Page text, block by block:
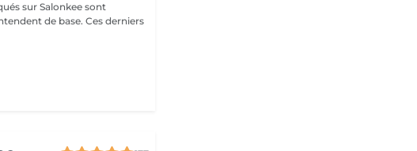
sur Salonkee sont
de base. Ces derniers